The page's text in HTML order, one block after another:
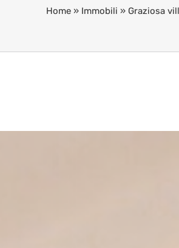
Home » Immobili » Graziosa